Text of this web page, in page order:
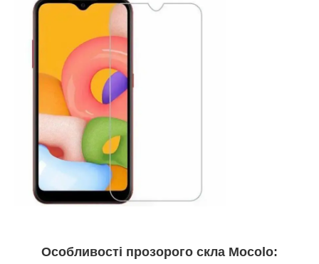
Особливості прозорого скла Mocolo: